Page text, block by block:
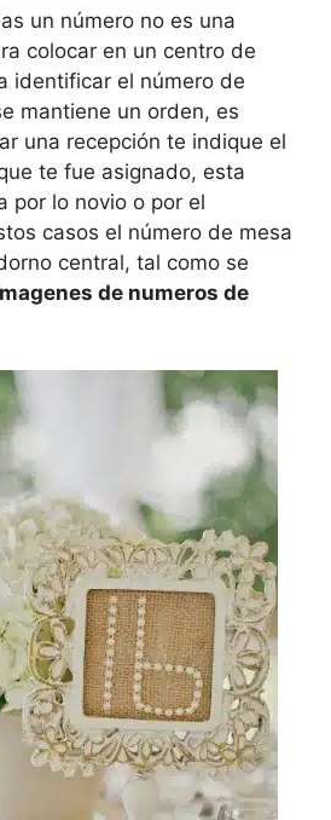
un número no es una
colocar en un centro de
identificar el número de
mantiene un orden, es
una recepción te indique el
te fue asignado, esta
por lo novio o por el
casos el número de mesa
central, tal como se
de numeros de